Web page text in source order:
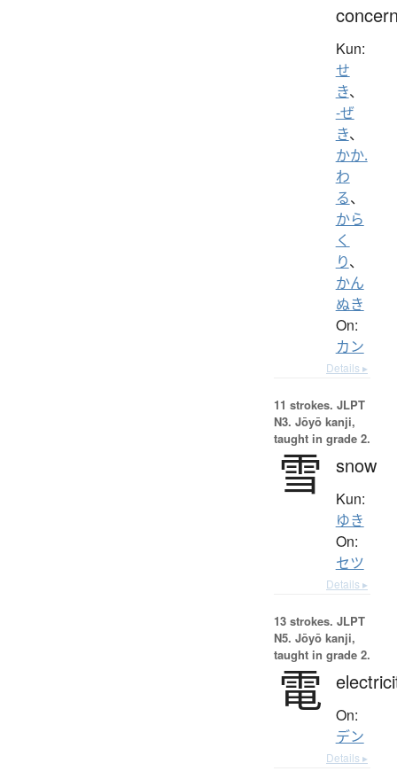
Kun:
せ
き、
-ぜ
き、
かか.
わ
る、
から
く
り、
かん
ぬき
On:
カン
Details ▸
11 strokes. JLPT
N3. Jōyō kanji,
taught in grade 2.
雪 snow
Kun:
ゆき
On:
セツ
Details ▸
13 strokes. JLPT
N5. Jōyō kanji,
taught in grade 2.
電 On:
デン
Details ▸